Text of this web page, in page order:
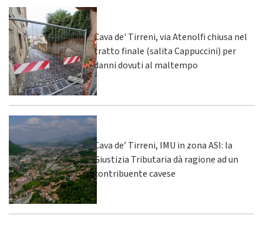
Cava de' Tirreni, via Atenolfi chiusa nel
tratto finale (salita Cappuccini) per
danni dovuti al maltempo
Cava de’ Tirreni, IMU in zona ASI: la
Giustizia Tributaria dà ragione ad un
contribuente cavese